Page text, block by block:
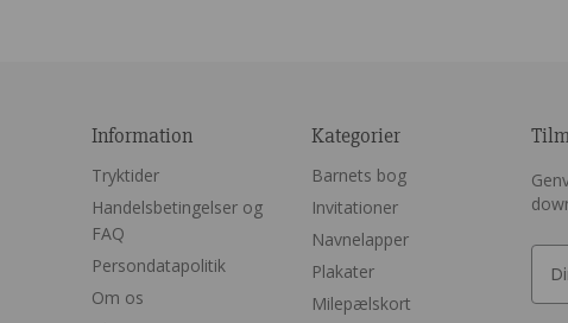
Information
Tryktider
Handelsbetingelser og
FAQ
Persondatapolitik
Om os
Kategorier
Barnets bog
Invitationer
Navnelapper
Plakater
Milepælskort